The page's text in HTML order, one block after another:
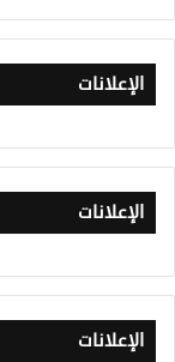
الإعلانات
الإعلانات
الإعلانات